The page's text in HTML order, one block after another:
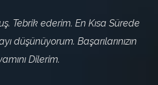
Tebrik ederim. En Kısa Sürede
düşünüyorum. Başarılarınızın
Dilerim.